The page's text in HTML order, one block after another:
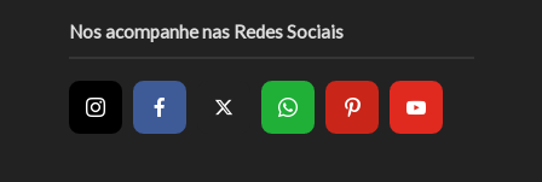
Nos acompanhe nas Redes Sociais